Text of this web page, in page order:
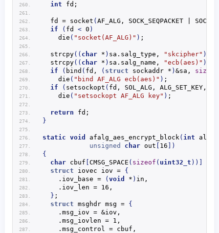
int fd;
  fd =
socket ( AF_ALG, SOCK_SEQPACKET |
if
( fd < 0 )
die ( "socket(AF_ALG)" ) ;
strcpy(( char * ) sa. salg_type , "skcipher" )
strcpy(( char * ) sa. salg_name , "ecb(aes)" )
if
( bind ( fd, ( struct sockaddr * ) &sa, sizeof
die ( "bind AF_ALG ecb(aes)" ) ;
if
( setsockopt ( fd, SOL_ALG, ALG_SET_KEY,
die ( "setsockopt AF_ALG key" ) ;
return fd;
}
static void afalg_aes_encrypt_block( int
unsigned
char out 16 ])
{
char cbuf CMSG_SPACE ( sizeof ( uint32_t ))]
struct iovec iov = {
    .iov_base =
( void * ) in,
    .iov_len = 16,
} ;
struct msghdr msg = {
    .msg_iov = &iov,
    .msg_iovlen = 1,
    .msg_control = cbuf,